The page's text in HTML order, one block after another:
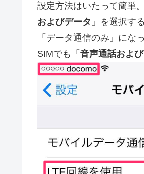
設定方法はいたって簡単
およびデータ 」を選択す
「データ通信のみ」にな
SIMでも「 音声通話およ